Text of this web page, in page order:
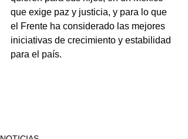
que exige paz y justicia, y para lo que
el Frente ha considerado las mejores
iniciativas de crecimiento y estabilidad
para el país.